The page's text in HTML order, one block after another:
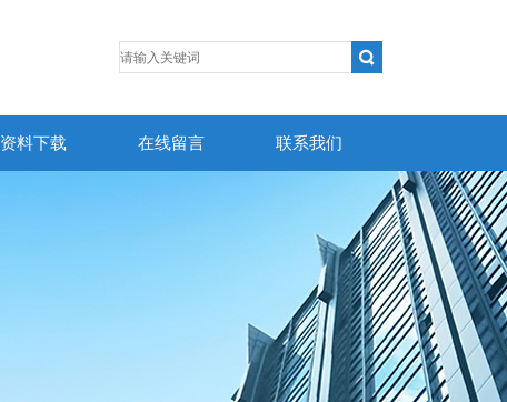
资料下载 在线留言 联系我们